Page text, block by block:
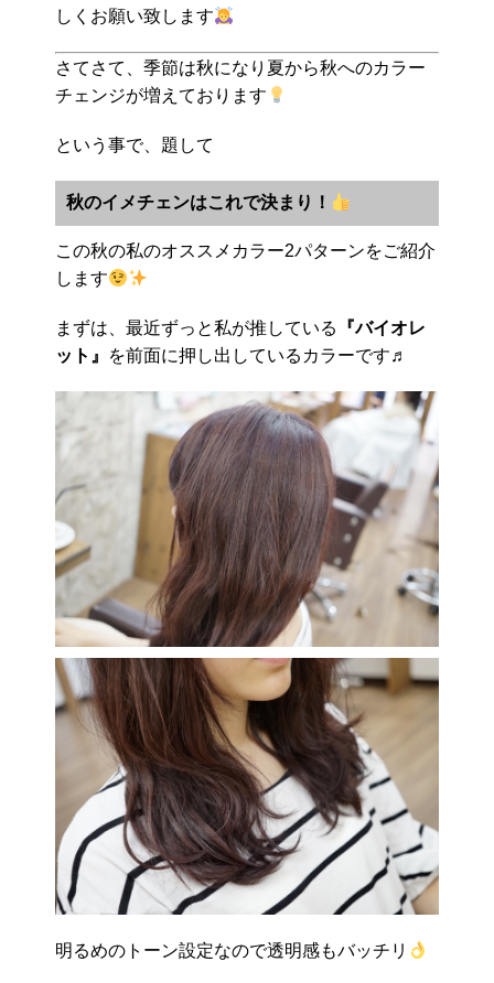
しくお願い致します
さてさて、季節は秋になり夏から秋へのカラー
チェンジが増えております
という事で、題して
秋のイメチェンはこれで決まり！
この秋の私のオススメカラー2パターンをご紹介
します
まずは、最近ずっと私が推している
『バイオレ
ット』
を前面に押し出しているカラーです♬
明るめのトーン設定なので透明感もバッチリ